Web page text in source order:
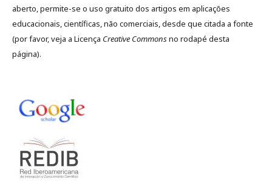
aberto, permite-se o uso gratuito dos artigos em aplicações
educacionais, científicas, não comerciais, desde que citada a fonte
(por favor, veja a Licença Creative Commonsno rodapé desta
página).